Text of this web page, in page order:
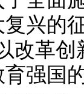
兴的
改革
强国